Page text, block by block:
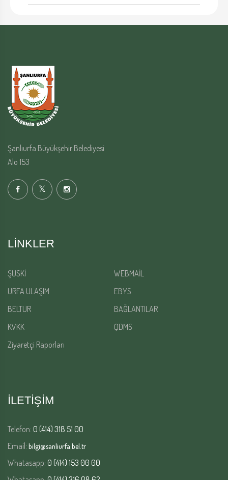
Şanlıurfa Büyükşehir Belediyesi
Alo 153
LINKLER
ŞUSKİ
WEBMAİL
URFA ULAŞIM
EBYS
BELTUR
BAĞLANTILAR
KVKK
QDMS
Ziyaretçi Raporları
İLETİŞİM
Telefon: 0 (414) 318 51 00
Email: bilgi@sanliurfa.bel.tr
Whatasapp: 0 (414) 153 00 00